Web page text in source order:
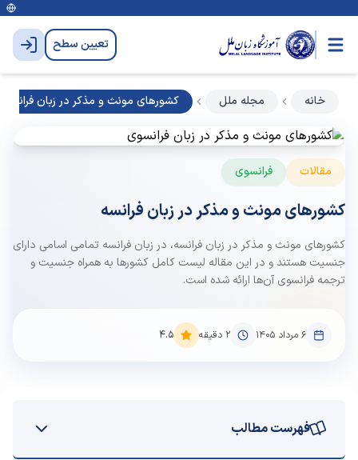
تعیین سطح
خانه مجله ملل کشورهای مونث و مذکر در زبان فرانسه
مقالات فرانسوی
کشورهای مونث و مذکر در زبان فرانسه
کشورهای مونث و مذکر در زبان فرانسه، در زبان فرانسه تمامی اسامی دارای
جنسیت هستند و در این مقاله لیست کامل کشورها به همراه جنسیت و
ترجمه فرانسوی آن‌ها ارائه شده است.
۶ مرداد ۱۴۰۵ 2 دقیقه 4.5
فهرست مطالب